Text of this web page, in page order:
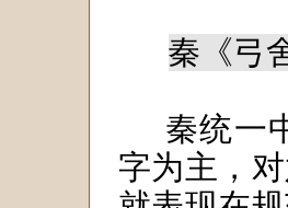
秦《弓
秦统一
字为主，